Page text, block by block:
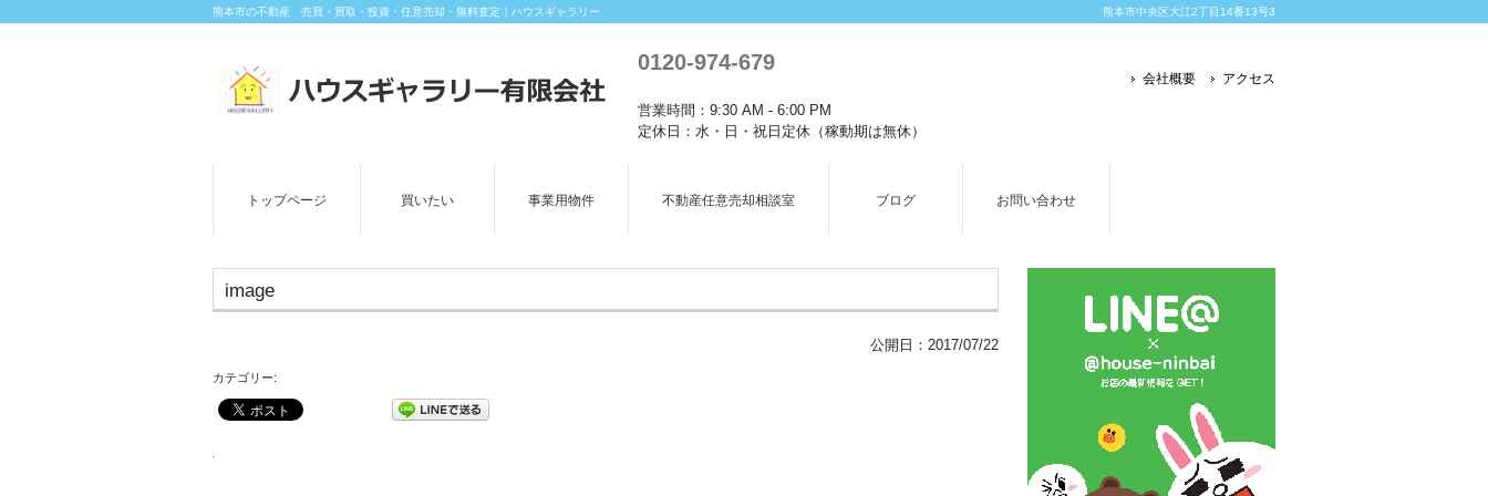
熊本市の不動産 売買・買取・投資・任意売却・無料査定｜ハウスギャラリー 熊本市中央区大江2丁目14番13号3
0120-974-679
営業時間：9:30 AM - 6:00 PM
定休日：水・日・祝日定休（稼動期は無休）
会社概要 アクセス
トップページ 買いたい 事業用物件 不動産任意売却相談室 ブログ お問い合わせ
image
公開日： 2017/07/22
カテゴリー: